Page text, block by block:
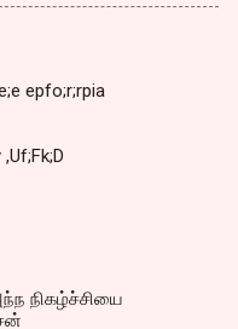
epfo;r;rpia
நிகழ்ச்சியை